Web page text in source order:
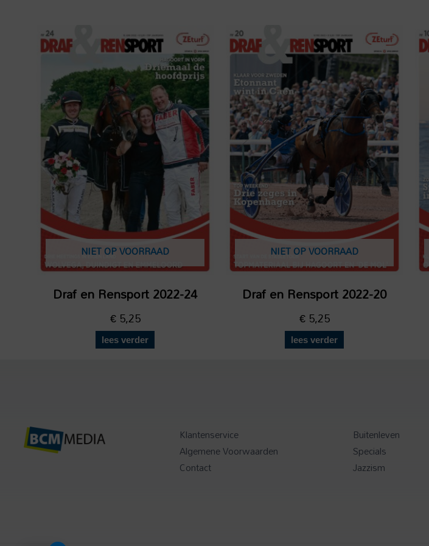
NIET OP VOORRAAD
Draf en Rensport 2022-24
€5,25
lees verder
NIET OP VOORRAAD
Draf en Rensport 2022-20
€5,25
lees verder
Klantenservice
Algemene Voorwaarden
Contact
Buitenleven
Specials
Jazzism